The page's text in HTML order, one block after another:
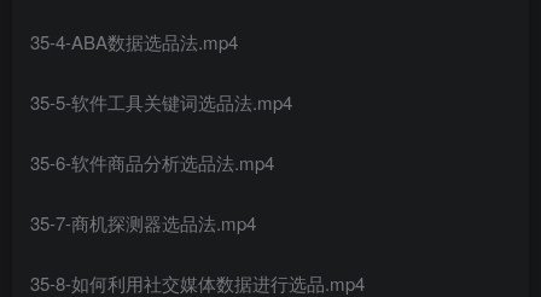
35-4-ABA数据选品法.mp4
35-5-软件工具关键词选品法.mp4
35-6-软件商品分析选品法.mp4
35-7-商机探测器选品法.mp4
35-8-如何利用社交媒体数据进行选品.mp4